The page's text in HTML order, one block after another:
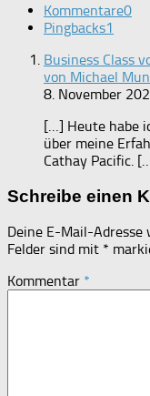
Kommentare0
Pingbacks1
Business Class
von Michael
8. November
[…] Heute habe
über meine
Cathay Pacific.
Schreibe einen
Deine E-Mail-
Felder sind mit *
Kommentar *